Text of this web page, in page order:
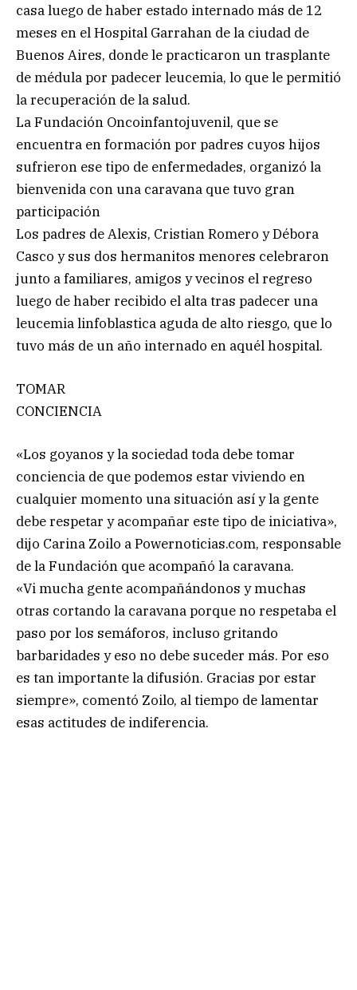
casa luego de haber estado internado más de 12
meses en el Hospital Garrahan de la ciudad de
Buenos Aires, donde le practicaron un trasplante
de médula por padecer leucemia, lo que le permitió
la recuperación de la salud.
La Fundación Oncoinfantojuvenil, que se
encuentra en formación por padres cuyos hijos
sufrieron ese tipo de enfermedades, organizó la
bienvenida con una caravana que tuvo gran
participación
Los padres de Alexis, Cristian Romero y Débora
Casco y sus dos hermanitos menores celebraron
junto a familiares, amigos y vecinos el regreso
luego de haber recibido el alta tras padecer una
leucemia linfoblastica aguda de alto riesgo, que lo
tuvo más de un año internado en aquél hospital.
TOMAR
CONCIENCIA
«Los goyanos y la sociedad toda debe tomar
conciencia de que podemos estar viviendo en
cualquier momento una situación así y la gente
debe respetar y acompañar este tipo de iniciativa»,
dijo Carina Zoilo a Powernoticias.com, responsable
de la Fundación que acompañó la caravana.
«Vi mucha gente acompañándonos y muchas
otras cortando la caravana porque no respetaba el
paso por los semáforos, incluso gritando
barbaridades y eso no debe suceder más. Por eso
es tan importante la difusión. Gracias por estar
siempre», comentó Zoilo, al tiempo de lamentar
esas actitudes de indiferencia.